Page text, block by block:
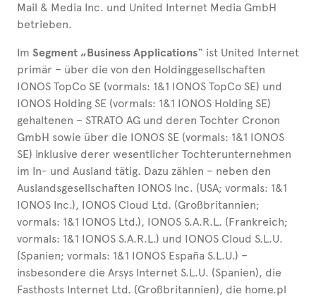
Mail & Media Inc. und United Internet Media GmbH
betrieben.
Im Segment „Business Applications“ ist United Internet
primär – über die von den Holdinggesellschaften
IONOS TopCo SE (vormals: 1&1 IONOS TopCo SE) und
IONOS Holding SE (vormals: 1&1 IONOS Holding SE)
gehaltenen – STRATO AG und deren Tochter Cronon
GmbH sowie über die IONOS SE (vormals: 1&1 IONOS
SE) inklusive derer wesentlicher Tochterunternehmen
im In- und Ausland tätig. Dazu zählen – neben den
Auslandsgesellschaften IONOS Inc. (USA; vormals: 1&1
IONOS Inc.), IONOS Cloud Ltd. (Großbritannien;
vormals: 1&1 IONOS Ltd.), IONOS S.A.R.L. (Frankreich;
vormals: 1&1 IONOS S.A.R.L.) und IONOS Cloud S.L.U.
(Spanien; vormals: 1&1 IONOS España S.L.U.) –
insbesondere die Arsys Internet S.L.U. (Spanien), die
Fasthosts Internet Ltd. (Großbritannien), die home.pl